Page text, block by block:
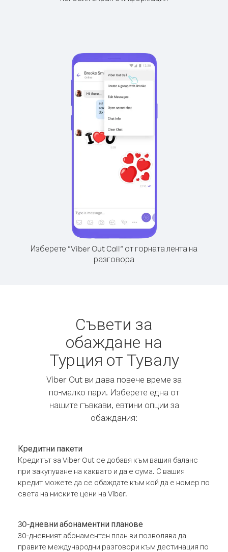
Изберете “Viber Out Call” от горната лента на
разговора
Съвети за
обаждане на
Турция от Тувалу
Viber Out ви дава повече време за
по-малко пари. Изберете една от
нашите гъвкави, евтини опции за
обаждания:
Кредитни пакети
Кредитът за Viber Out се добавя към вашия баланс
при закупуване на каквато и да е сума. С вашия
кредит можете да се обаждате към кой да е номер по
света на ниските цени на Viber.
30-дневни абонаментни планове
30-дневният абонаментен план ви позволява да
правите международни разговори към дестинация по